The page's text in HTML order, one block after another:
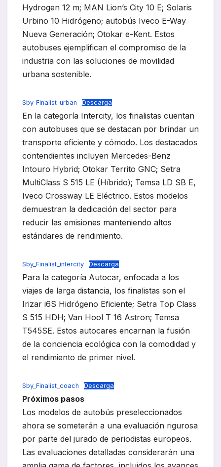
Hydrogen 12 m; MAN Lion’s City 10 E; Solaris
Urbino 10 Hidrógeno; autobús Iveco E-Way
Nueva Generación; Otokar e-Kent. Estos
autobuses ejemplifican el compromiso de la
industria con las soluciones de movilidad
urbana sostenible.
Sby_Finalist_urban Descarga
En la categoría Intercity, los finalistas cuentan
con autobuses que se destacan por brindar un
transporte eficiente y cómodo. Los destacados
contendientes incluyen Mercedes-Benz
Intouro Hybrid; Otokar Territo GNC; Setra
MultiClass S 515 LE (Híbrido); Temsa LD SB E,
Iveco Crossway LE Eléctrico. Estos modelos
demuestran la dedicación del sector para
reducir las emisiones manteniendo altos
estándares de rendimiento.
Sby_Finalist_intercity Descarga
Para la categoría Autocar, enfocada a los
viajes de larga distancia, los finalistas son el
Irizar i6S Hidrógeno Eficiente; Setra Top Class
S 515 HDH; Van Hool T 16 Astron; Temsa
T545SE. Estos autocares encarnan la fusión
de la conciencia ecológica con la comodidad y
el rendimiento de primer nivel.
Sby_Finalist_coach Descarga
Próximos pasos
Los modelos de autobús preseleccionados
ahora se someterán a una evaluación rigurosa
por parte del jurado de periodistas europeos.
Las evaluaciones detalladas considerarán una